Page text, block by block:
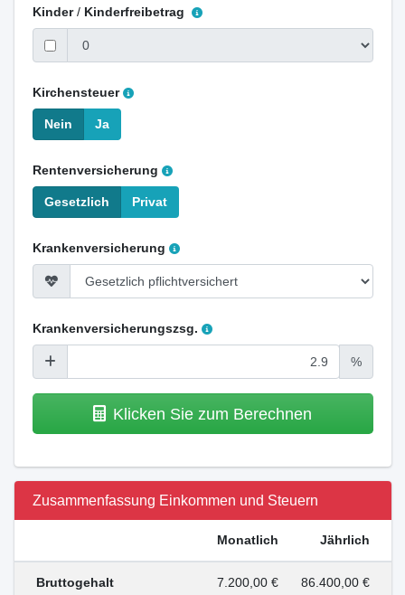
Kinder/ Kinderfreibetrag
Kirchensteuer
Nein Ja
Rentenversicherung
Gesetzlich Privat
Krankenversicherung
Krankenversicherungszsg.
%
Klicken Sie zum Berechnen
Zusammenfassung Einkommen und Steuern
Monatlich Jährlich
Bruttogehalt 7.200,00 € 86.400,00 €